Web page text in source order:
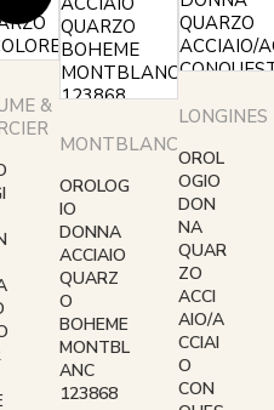
&
MONTBLANC
OROLOG
IO
DONNA
ACCIAIO
QUARZ
O
BOHEME
MONTBL
ANC
123868
LONGINES
OROL
OGIO
DON
NA
QUAR
ZO
ACCI
AIO/A
CCIAI
O
CON